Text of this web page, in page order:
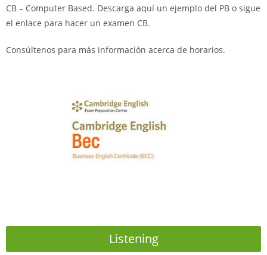
CB – Computer Based. Descarga aquí un ejemplo del PB o sigue
el enlace para hacer un examen CB.
Consúltenos para más información acerca de horarios.
Listening